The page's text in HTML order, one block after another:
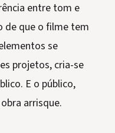
entre tom e
de que o filme tem
se
projetos, cria-se
E o público,
arrisque.